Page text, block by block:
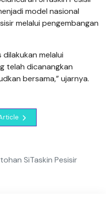
model nasional
melalui pengembangan
dilakukan melalui
telah dicanangkan
bersama,” ujarnya.
SiTaskin Pesisir